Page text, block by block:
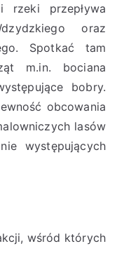
rzeki przepływa
oraz
Spotkać tam
m.in. bociana
bobry.
obcowania
lasów
występujących
wśród których